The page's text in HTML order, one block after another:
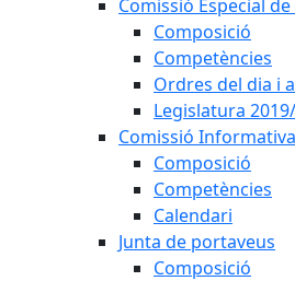
Comissió Especial
Composició
Competències
Ordres del dia i
Legislatura
Comissió Informativa
Composició
Competències
Calendari
Junta de portaveus
Composició